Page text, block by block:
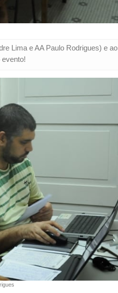
Lima e AA Paulo Rodrigues) e ao